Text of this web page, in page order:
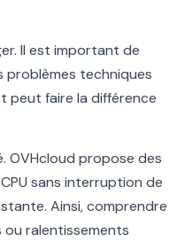
Il est important de
problèmes techniques
peut faire la différence
OVHcloud propose des
sans interruption de
Ainsi, comprendre
ou ralentissements